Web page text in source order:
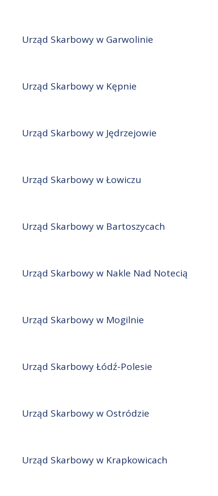
Urząd Skarbowy w Garwolinie
Urząd Skarbowy w Kępnie
Urząd Skarbowy w Jędrzejowie
Urząd Skarbowy w Łowiczu
Urząd Skarbowy w Bartoszycach
Urząd Skarbowy w Nakle Nad Notecią
Urząd Skarbowy w Mogilnie
Urząd Skarbowy Łódź-Polesie
Urząd Skarbowy w Ostródzie
Urząd Skarbowy w Krapkowicach